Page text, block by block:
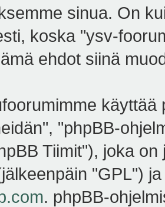
sinua. On
koska "ysv-
ehdot siinä
"phpBB-
Tiimit"), joka on
"GPL")
. phpBB-